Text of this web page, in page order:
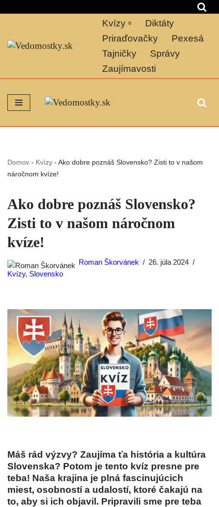
na
obsah
Kvízy
Diktáty
Priraďovačky
Pexesá
Tajničky
Správy
Zaujímavosti
Domov - Kvízy - Ako dobre poznáš Slovensko? Zisti to v našom
náročnom kvíze!
Ako dobre poznáš Slovensko?
Zisti to v našom náročnom
kvíze!
Roman Škorvánek
26. júla 2024
Kvízy, Slovensko
Máš rád výzvy? Zaujíma ťa história a kultúra
Slovenska? Potom je tento kvíz presne pre
teba! Naša krajina je plná fascinujúcich
miest, osobností a udalostí, ktoré čakajú na
to, aby si ich objavil. Pripravili sme pre teba